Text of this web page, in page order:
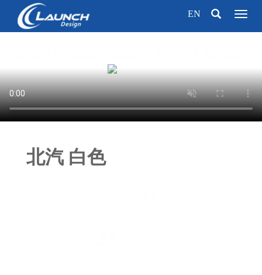
EN
北汽 白色